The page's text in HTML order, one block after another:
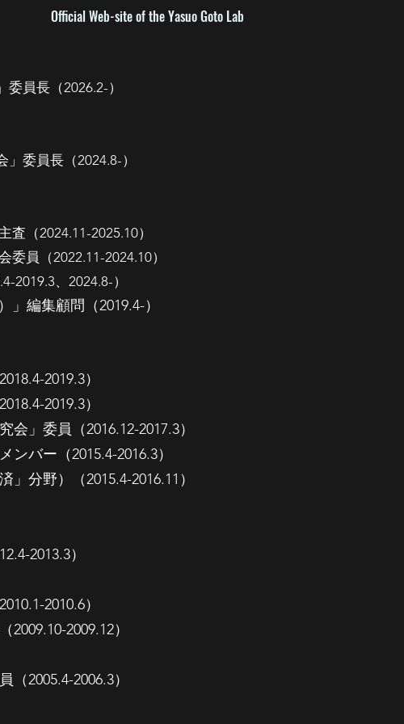
Official Web-site of the Yasuo Goto Lab
員長（2026.2-）
委員長（2024.8-）
（2024.11-2025.10）
員（2022.11-2024.10）
2019.3、2024.8-）
編集顧問（2019.4-）
2019.3）
2019.3）
」委員（2016.12-2017.3）
バー（2015.4-2016.3）
分野）（2015.4-2016.11）
2013.3）
2010.6）
2009.12）
2005.4-2006.3）